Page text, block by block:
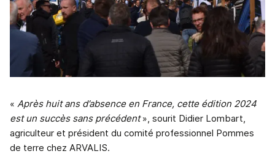
« Après huit ans d’absence en France, cette édition 2024
est un succès sans précédent», sourit Didier Lombart,
agriculteur et président du comité professionnel Pommes
de terre chez ARVALIS.